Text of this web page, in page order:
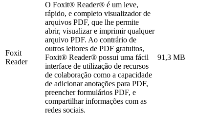
Foxit
Reader
O Foxit® Reader® é um leve,
rápido, e completo visualizador de
arquivos PDF, que lhe permite
abrir, visualizar e imprimir qualquer
arquivo PDF. Ao contrário de
outros leitores de PDF gratuitos,
Foxit® Reader® possui uma fácil
interface de utilização de recursos
de colaboração como a capacidade
de adicionar anotações para PDF,
preencher formulários PDF, e
compartilhar informações com as
redes sociais.
91,3 MB